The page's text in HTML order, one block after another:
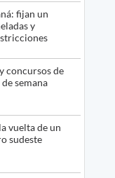
fijan un
y
concursos de
semana
vuelta de un
sudeste